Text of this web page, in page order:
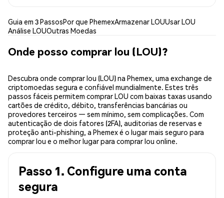
Guia em 3 PassosPor que PhemexArmazenar LOUUsar LOU
Análise LOUOutras Moedas
Onde posso comprar lou (LOU)?
Descubra onde comprar lou (LOU) na Phemex, uma exchange de
criptomoedas segura e confiável mundialmente. Estes três
passos fáceis permitem comprar LOU com baixas taxas usando
cartões de crédito, débito, transferências bancárias ou
provedores terceiros — sem mínimo, sem complicações. Com
autenticação de dois fatores (2FA), auditorias de reservas e
proteção anti-phishing, a Phemex é o lugar mais seguro para
comprar lou e o melhor lugar para comprar lou online.
Passo 1. Configure uma conta
segura